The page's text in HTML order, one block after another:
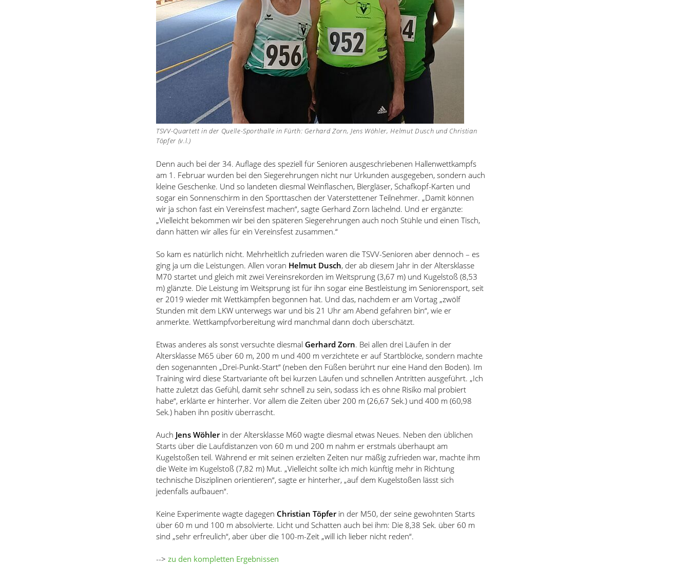
TSVV-Quartett in der Quelle-Sporthalle in Fürth: Gerhard Zorn, Jens Wöhler, Helmut Dusch und Christian
Töpfer (v.l.)
Denn auch bei der 34. Auflage des speziell für Senioren ausgeschriebenen Hallenwettkampfs
am 1. Februar wurden bei den Siegerehrungen nicht nur Urkunden ausgegeben, sondern auch
kleine Geschenke. Und so landeten diesmal Weinflaschen, Biergläser, Schafkopf-Karten und
sogar ein Sonnenschirm in den Sporttaschen der Vaterstettener Teilnehmer. „Damit können
wir ja schon fast ein Vereinsfest machen“, sagte Gerhard Zorn lächelnd. Und er ergänzte:
„Vielleicht bekommen wir bei den späteren Siegerehrungen auch noch Stühle und einen Tisch,
dann hätten wir alles für ein Vereinsfest zusammen.“
So kam es natürlich nicht. Mehrheitlich zufrieden waren die TSVV-Senioren aber dennoch – es
ging ja um die Leistungen. Allen voran Helmut Dusch, der ab diesem Jahr in der Altersklasse
M70 startet und gleich mit zwei Vereinsrekorden im Weitsprung (3,67 m) und Kugelstoß (8,53
m) glänzte. Die Leistung im Weitsprung ist für ihn sogar eine Bestleistung im Seniorensport, seit
er 2019 wieder mit Wettkämpfen begonnen hat. Und das, nachdem er am Vortag „zwölf
Stunden mit dem LKW unterwegs war und bis 21 Uhr am Abend gefahren bin“, wie er
anmerkte. Wettkampfvorbereitung wird manchmal dann doch überschätzt.
Etwas anderes als sonst versuchte diesmal Gerhard Zorn. Bei allen drei Läufen in der
Altersklasse M65 über 60 m, 200 m und 400 m verzichtete er auf Startblöcke, sondern machte
den sogenannten „Drei-Punkt-Start“ (neben den Füßen berührt nur eine Hand den Boden). Im
Training wird diese Startvariante oft bei kurzen Läufen und schnellen Antritten ausgeführt. „Ich
hatte zuletzt das Gefühl, damit sehr schnell zu sein, sodass ich es ohne Risiko mal probiert
habe“, erklärte er hinterher. Vor allem die Zeiten über 200 m (26,67 Sek.) und 400 m (60,98
Sek.) haben ihn positiv überrascht.
Auch Jens Wöhlerin der Altersklasse M60 wagte diesmal etwas Neues. Neben den üblichen
Starts über die Laufdistanzen von 60 m und 200 m nahm er erstmals überhaupt am
Kugelstoßen teil. Während er mit seinen erzielten Zeiten nur mäßig zufrieden war, machte ihm
die Weite im Kugelstoß (7,82 m) Mut. „Vielleicht sollte ich mich künftig mehr in Richtung
technische Disziplinen orientieren“, sagte er hinterher, „auf dem Kugelstoßen lässt sich
jedenfalls aufbauen“.
Keine Experimente wagte dagegen Christian Töpferin der M50, der seine gewohnten Starts
über 60 m und 100 m absolvierte. Licht und Schatten auch bei ihm: Die 8,38 Sek. über 60 m
sind „sehr erfreulich“, aber über die 100-m-Zeit „will ich lieber nicht reden“.
--> zu den kompletten Ergebnissen